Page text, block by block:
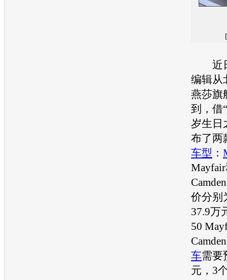
近
编辑从
燕莎旗
到，借“
岁生日
布了两
车型 ：
价分别
37.9万
50
车需要
元，3